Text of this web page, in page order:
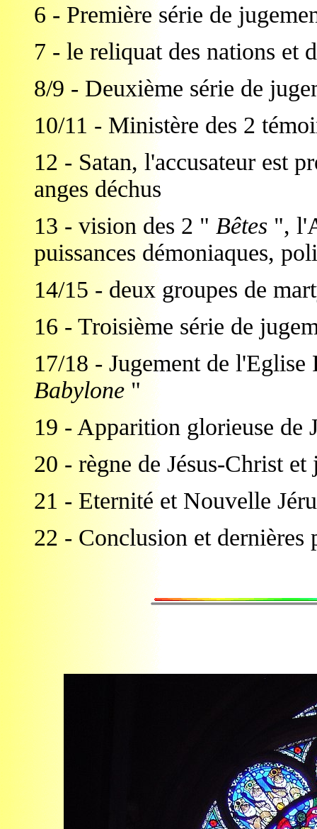
6 - Première série de
7 - le reliquat des nations et
8/9 - Deuxième série de
10/11 - Ministère des 2
12 - Satan, l'accusateur est
anges déchus
13 - vision des 2 " Bêtes ",
puissances démoniaques,
14/15 - deux groupes de
16 - Troisième série de
17/18 - Jugement de
Babylone "
19 - Apparition glorieuse de
20 - règne de Jésus-Christ
21 - Eternité et Nouvelle
22 - Conclusion et dernières